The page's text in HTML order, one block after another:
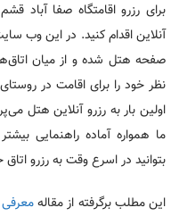
برای رزرو اقامتگاه صفا آباد
آنلاین اقدام کنید. در این وب
صفحه هتل شده و از میان
نظر خود را برای اقامت در
اولین بار به رزرو آنلاین هتل
ما همواره آماده راهنمایی
بتوانید در اسرع وقت به رزرو اتاق
این مطلب برگرفته از مقالهمعرفی